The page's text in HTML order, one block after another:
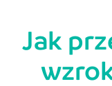
Jak